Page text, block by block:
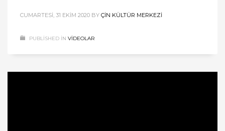
CUMARTESI, 31 EKIM 2020 BY ÇIN KÜLTÜR MERKEZI
PUBLISHED IN VIDEOLAR